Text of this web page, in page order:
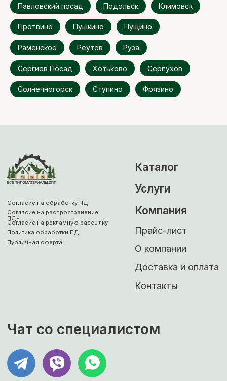
Павловский посад Подольск Климовск
Протвино Пушкино Пущино
Раменское Реутов Руза
Сергиев Посад Хотьково Серпухов
Солнечногорск Ступино Фрязино